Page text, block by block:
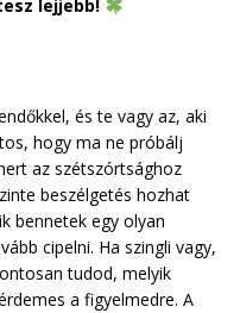
lejjebb!
és te vagy az, aki
hogy ma ne próbálj
az szétszórtsághoz
beszélgetés hozhat
bennetek egy olyan
cipelni. Ha szingli vagy,
tudod, melyik
a figyelmedre. A